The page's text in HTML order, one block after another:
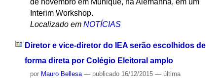
de novembro em Munique, na Alemanha, em um
Interim Workshop.
Localizado em NOTÍCIAS
Diretor e vice-diretor do IEA serão escolhidos de
forma direta por Colégio Eleitoral amplo
por Mauro Bellesa — publicado16/12/2015 — última